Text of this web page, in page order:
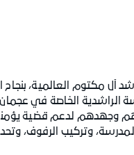
آل مكتوم العالمية، بنجاح
في الإمارات" التي تم تنظيمها يوم السبت 26 نوفمبر 2016
وجهدهم لدعم قضية
وتركيب الرفوف،